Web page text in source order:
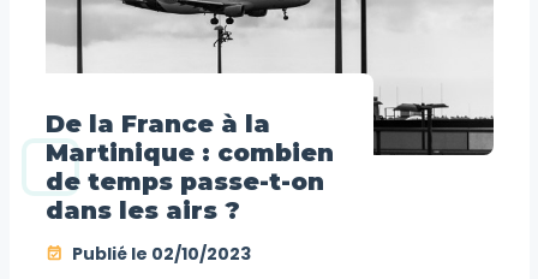
De la France à la
Martinique : combien
de temps passe-t-on
dans les airs ?
Publié le 02/10/2023